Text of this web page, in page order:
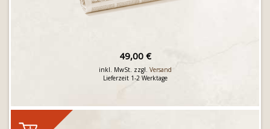
49,00 €
inkl. MwSt. zzgl. Versand
Lieferzeit 1-2 Werktage